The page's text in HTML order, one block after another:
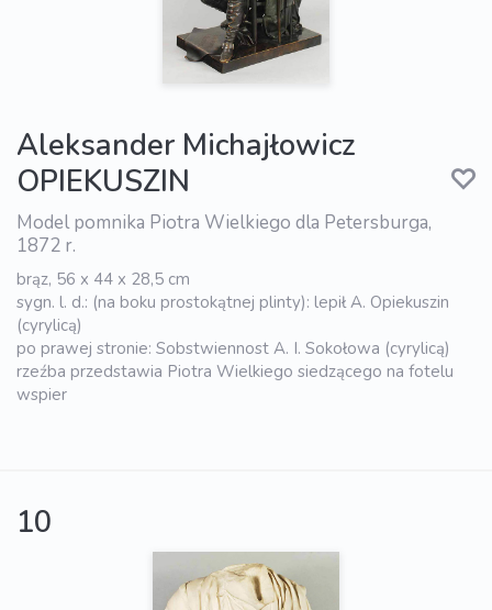
Aleksander Michajłowicz
OPIEKUSZIN
Model pomnika Piotra Wielkiego dla Petersburga,
1872 r.
brąz, 56 x 44 x 28,5 cm
sygn. l. d.: (na boku prostokątnej plinty): lepił A. Opiekuszin
(cyrylicą)
po prawej stronie: Sobstwiennost A. I. Sokołowa (cyrylicą)
rzeźba przedstawia Piotra Wielkiego siedzącego na fotelu
wspier
10